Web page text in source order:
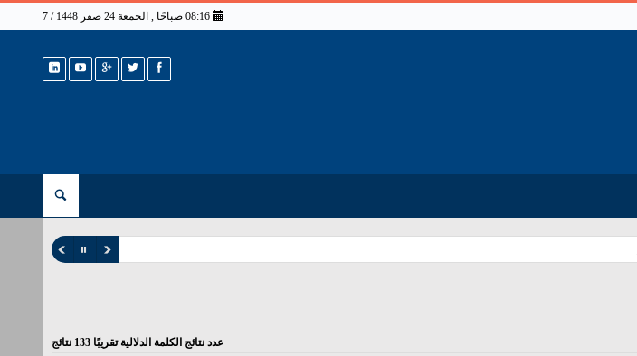
عدد نتائج الكلمة الدلالية تقريبًا 133 نتائج